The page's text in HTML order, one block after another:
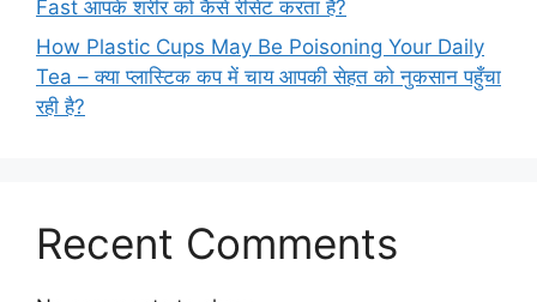
Fast आपके शरीर को कैसे रीसेट करता है?
How Plastic Cups May Be Poisoning Your Daily
Tea – क्या प्लास्टिक कप में चाय आपकी सेहत को नुकसान पहुँचा
रही है?
Recent Comments